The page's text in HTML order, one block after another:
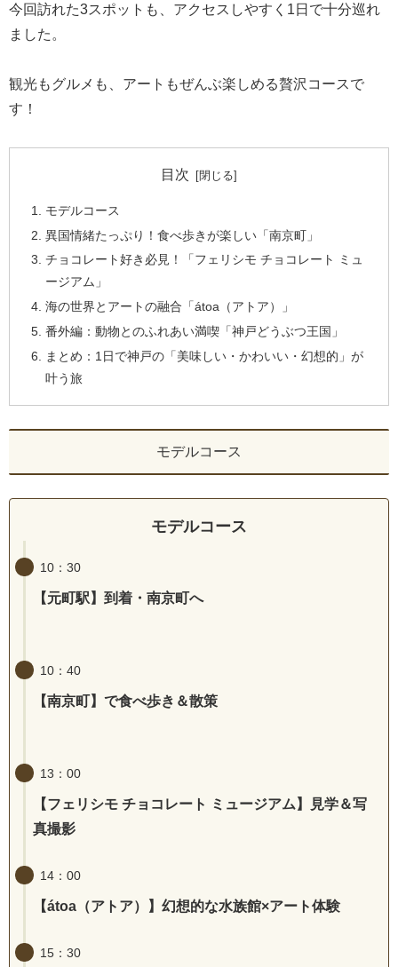
今回訪れた3スポットも、アクセスしやすく1日で十分巡れ
ました。
観光もグルメも、アートもぜんぶ楽しめる贅沢コースで
す！
目次
モデルコース
異国情緒たっぷり！食べ歩きが楽しい「南京町」
チョコレート好き必見！「フェリシモ チョコレート ミュ
ージアム」
海の世界とアートの融合「átoa（アトア）」
番外編：動物とのふれあい満喫「神戸どうぶつ王国」
まとめ：1日で神戸の「美味しい・かわいい・幻想的」が
叶う旅
モデルコース
モデルコース
10：30
【元町駅】到着・南京町へ
10：40
【南京町】で食べ歩き＆散策
13：00
【フェリシモ チョコレート ミュージアム】見学＆写
真撮影
14：00
【átoa（アトア）】幻想的な水族館×アート体験
15：30